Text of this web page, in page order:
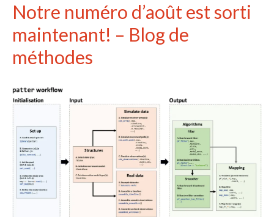
Notre numéro d’août est sorti
maintenant! – Blog de
méthodes